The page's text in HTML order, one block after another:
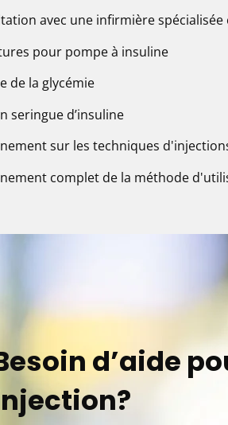
avec une infirmière spécialisée
pour pompe à insuline
de la glycémie
seringue d’insuline
sur les techniques
complet de la méthode
d’aide